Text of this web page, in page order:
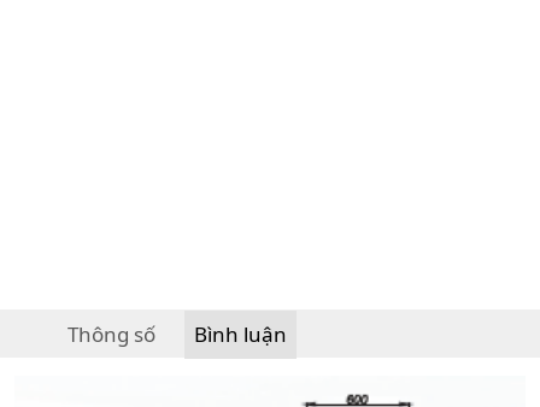
Thông số Bình luận